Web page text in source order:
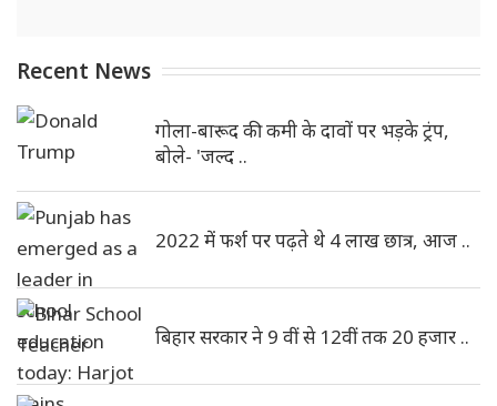
Recent News
गोला-बारूद की कमी के दावों पर भड़के ट्रंप,
बोले- 'जल्द ..
2022 में फर्श पर पढ़ते थे 4 लाख छात्र, आज ..
बिहार सरकार ने 9 वीं से 12वीं तक 20 हजार ..